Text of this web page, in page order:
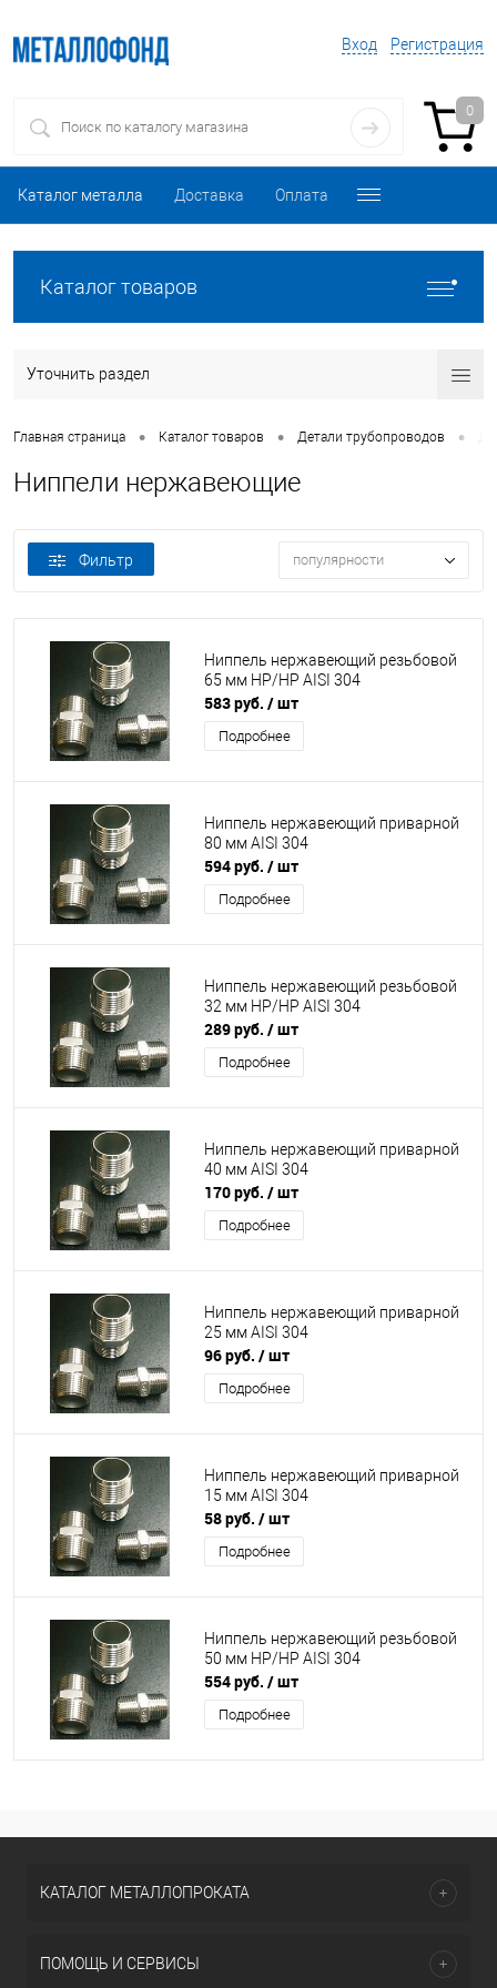
Вход Регистрация
0
Каталог металла Доставка Оплата
Каталог товаров
Уточнить раздел
Главная страница • Каталог товаров • Детали трубопроводов •
Ниппели нержавеющие
Фильтр популярности
Ниппель нержавеющий резьбовой
65 мм НР/НР AISI 304
583 руб. / шт
Подробнее
Ниппель нержавеющий приварной
80 мм AISI 304
594 руб. / шт
Подробнее
Ниппель нержавеющий резьбовой
32 мм НР/НР AISI 304
289 руб. / шт
Подробнее
Ниппель нержавеющий приварной
40 мм AISI 304
170 руб. / шт
Подробнее
Ниппель нержавеющий приварной
25 мм AISI 304
96 руб. / шт
Подробнее
Ниппель нержавеющий приварной
15 мм AISI 304
58 руб. / шт
Подробнее
Ниппель нержавеющий резьбовой
50 мм НР/НР AISI 304
554 руб. / шт
Подробнее
КАТАЛОГ МЕТАЛЛОПРОКАТА
ПОМОЩЬ И СЕРВИСЫ